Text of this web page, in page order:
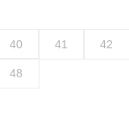
40 41 42
48